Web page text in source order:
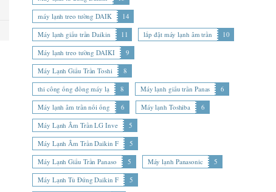
máy lạnh treo tường DAIK
14
Máy lạnh giấu trần Daikin
11 lắp đặt máy lạnh âm trần
10
Máy lạnh treo tường DAIKI
9
Máy Lạnh Giấu Trần Toshi
8
thi công ống đồng máy lạ
8 Máy lạnh giấu trần Panas
6
Máy lạnh âm trần nối ống
6 Máy lạnh Toshiba
6
Máy Lạnh Âm Trần LG Inve
5
Máy Lạnh Âm Trần Daikin F
5
Máy Lạnh Giấu Trần Panaso
5 Máy lạnh Panasonic
5
Máy Lạnh Tủ Đứng Daikin F
5